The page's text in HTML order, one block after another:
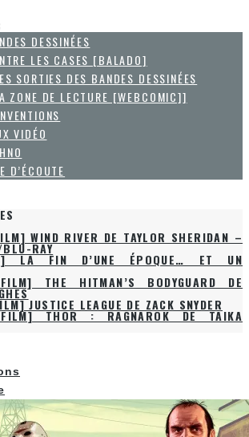
DESSINÉES
LES CASES [BALADO]
SORTIES DES BANDES DESSINÉES
ZONE DE LECTURE [WEBCOMIC]]
VIDÉO
D’ÉCOUTE
WIND RIVER DE TAYLOR SHERIDAN –
RAY
LA FIN D’UNE ÉPOQUE… ET UN
THE HITMAN’S BODYGUARD DE
JUSTICE LEAGUE DE ZACK SNYDER
FILM] THOR : RAGNAROK DE TAIKA